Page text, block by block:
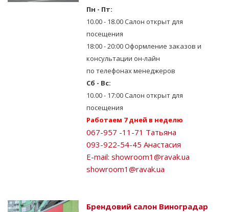
Пн - Пт:
10.00 - 18.00 Салон открыт для
посещения
18:00 - 20:00 Оформление заказов и
консультации он-лайн
по телефонах менеджеров
Сб - Вс:
10.00 - 17:00 Салон открыт для
посещения
Работаем 7 дней в неделю
067-957 -11-71 Татьяна
093-922-54-45 Анастасия
E-mail:showroom1@ravak.ua
showroom1@ravak.ua
Брендовий салон Виноградар